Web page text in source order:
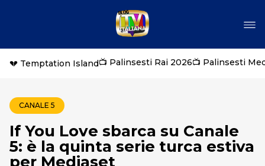
💔 Temptation Island📺 Palinsesti Rai 2026📺 Palinsesti
CANALE 5
If You Love sbarca su Canale
5: è la quinta serie turca estiva
per Mediaset